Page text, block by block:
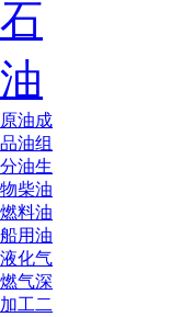
石
油
原油成
品油组
分油生
物柴油
燃料油
船用油
液化气
燃气深
加工二